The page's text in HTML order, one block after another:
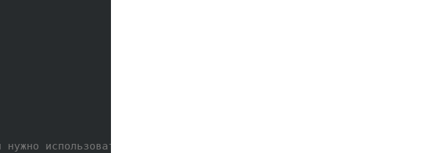
нужно использовать их название, например $q['product_category']